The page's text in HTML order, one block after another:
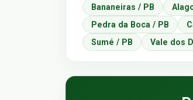
Bananeiras / PB
Pedra da Boca / PB
Sumé / PB
Vale dos